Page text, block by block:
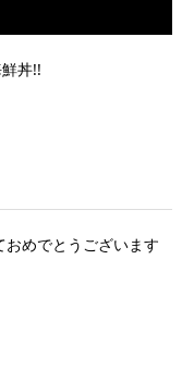
丼!!
めでとうございます